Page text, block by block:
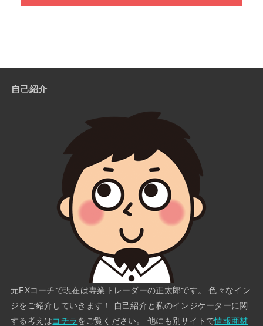
自己紹介
元FXコーチで現在は専業トレーダーの正太郎です。 色々なイン
ジをご紹介していきます！ 自己紹介と私のインジケーターに関
する考えはコチラをご覧ください。 他にも別サイトで情報商材